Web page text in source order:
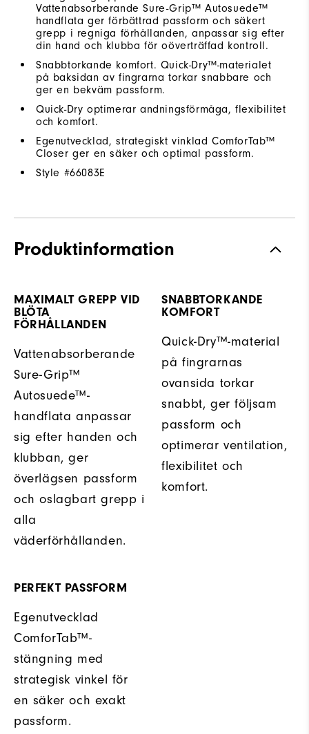
Vattenabsorberande Sure-Grip™ Autosuede™
handflata ger förbättrad passform och säkert
grepp i regniga förhållanden, anpassar sig efter
din hand och klubba för oöverträffad kontroll.
Snabbtorkande komfort. Quick-Dry™-materialet
på baksidan av fingrarna torkar snabbare och
ger en bekväm passform.
Quick-Dry optimerar andningsförmåga, flexibilitet
och komfort.
Egenutvecklad, strategiskt vinklad ComforTab™
Closer ger en säker och optimal passform.
Style #66083E
Produktinformation
MAXIMALT GREPP VID
BLÖTA
FÖRHÅLLANDEN
Vattenabsorberande
Sure-Grip™
Autosuede™-
handflata anpassar
sig efter handen och
klubban, ger
överlägsen passform
och oslagbart grepp i
alla
väderförhållanden.
SNABBTORKANDE
KOMFORT
Quick-Dry™-material
på fingrarnas
ovansida torkar
snabbt, ger följsam
passform och
optimerar ventilation,
flexibilitet och
komfort.
PERFEKT PASSFORM
Egenutvecklad
ComforTab™-
stängning med
strategisk vinkel för
en säker och exakt
passform.